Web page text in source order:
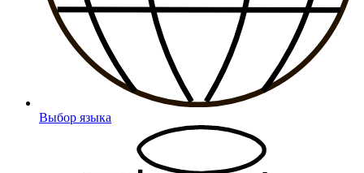
Выбор языка